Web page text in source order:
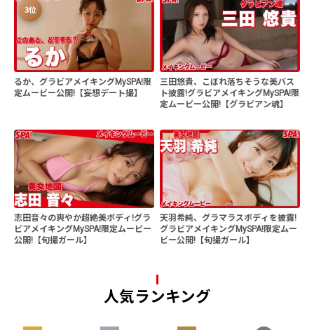
3位
るか、グラビアメイキングMySPA!限
定ムービー公開!【妄想デート撮】
三田悠貴、こぼれ落ちそうな美バス
ト披露!グラビアメイキングMySPA!限
定ムービー公開!【グラビアン魂】
志田音々の爽やか超絶美ボディ!グラ
ビアメイキングMySPA!限定ムービー
公開!【旬撮ガール】
天羽希純、グラマラスボディを披露!
グラビアメイキングMySPA!限定ムー
ビー公開!【旬撮ガール】
人気ランキング